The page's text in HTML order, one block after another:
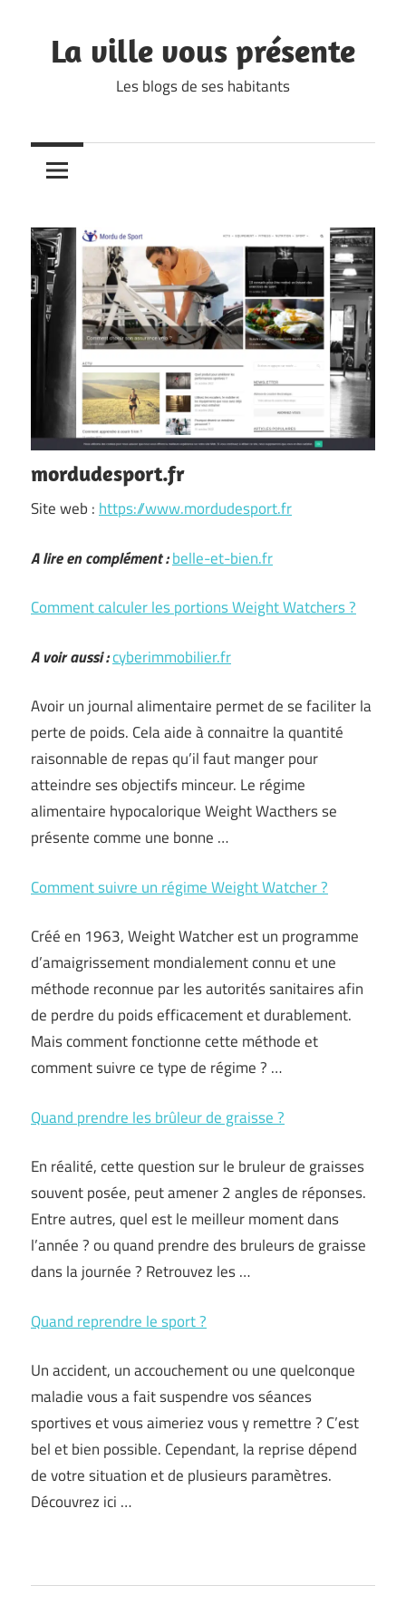
content
La ville vous présente
Les blogs de ses habitants
mordudesport.fr
Site web : https://www.mordudesport.fr
A lire en complément :belle-et-bien.fr
Comment calculer les portions Weight Watchers ?
A voir aussi :cyberimmobilier.fr
Avoir un journal alimentaire permet de se faciliter la
perte de poids. Cela aide à connaitre la quantité
raisonnable de repas qu’il faut manger pour
atteindre ses objectifs minceur. Le régime
alimentaire hypocalorique Weight Wacthers se
présente comme une bonne …
Comment suivre un régime Weight Watcher ?
Créé en 1963, Weight Watcher est un programme
d’amaigrissement mondialement connu et une
méthode reconnue par les autorités sanitaires afin
de perdre du poids efficacement et durablement.
Mais comment fonctionne cette méthode et
comment suivre ce type de régime ? …
Quand prendre les brûleur de graisse ?
En réalité, cette question sur le bruleur de graisses
souvent posée, peut amener 2 angles de réponses.
Entre autres, quel est le meilleur moment dans
l’année ? ou quand prendre des bruleurs de graisse
dans la journée ? Retrouvez les …
Quand reprendre le sport ?
Un accident, un accouchement ou une quelconque
maladie vous a fait suspendre vos séances
sportives et vous aimeriez vous y remettre ? C’est
bel et bien possible. Cependant, la reprise dépend
de votre situation et de plusieurs paramètres.
Découvrez ici …